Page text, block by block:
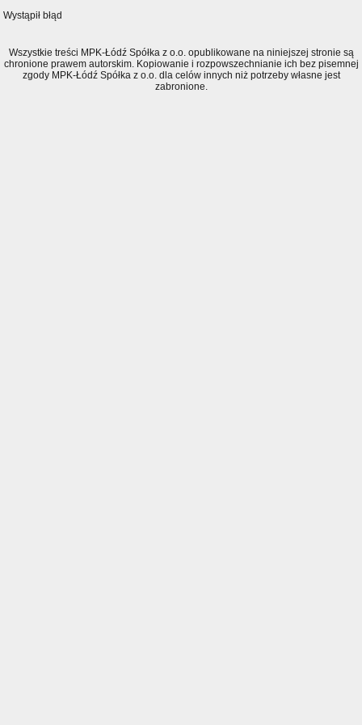
Wystąpił błąd
Wszystkie treści MPK-Łódź Spółka z o.o. opublikowane na niniejszej stronie są
chronione prawem autorskim. Kopiowanie i rozpowszechnianie ich bez pisemnej
zgody MPK-Łódź Spółka z o.o. dla celów innych niż potrzeby własne jest
zabronione.